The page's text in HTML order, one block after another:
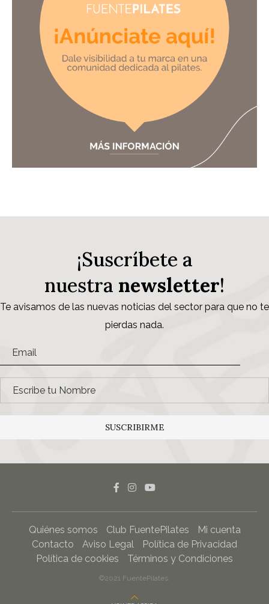
¡Suscríbete a
nuestra newsletter!
Te avisamos de las nuevas noticias del sector para que no te
pierdas nada.
SUSCRIBIRME
Quiénes somos Club FuentePilates
Mi cuenta
Contacto
Aviso Legal
Política de Privacidad
Política de cookies
Términos y Condiciones
©2021 FuentePilates.